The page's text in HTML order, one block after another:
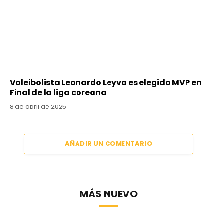
Voleibolista Leonardo Leyva es elegido MVP en
Final de la liga coreana
8 de abril de 2025
AÑADIR UN COMENTARIO
MÁS NUEVO